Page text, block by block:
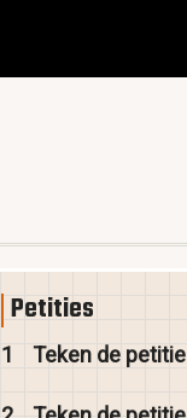
Petities
1Teken de